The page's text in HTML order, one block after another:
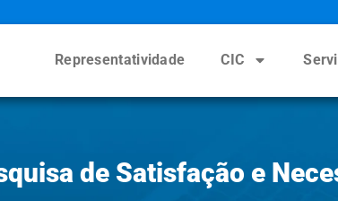
Representatividade CIC
de Satisfação e